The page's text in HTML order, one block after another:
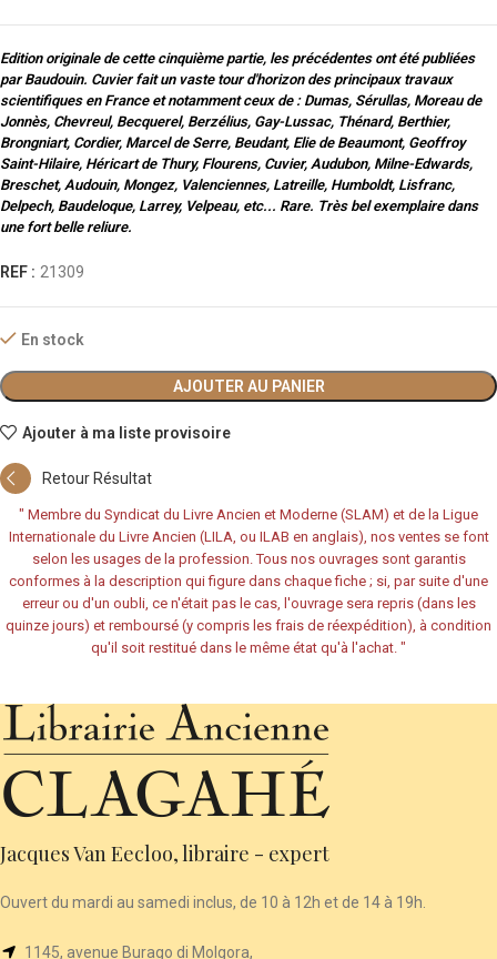
Edition originale de cette cinquième partie, les précédentes ont été publiées
par Baudouin. Cuvier fait un vaste tour d'horizon des principaux travaux
scientifiques en France et notamment ceux de : Dumas, Sérullas, Moreau de
Jonnès, Chevreul, Becquerel, Berzélius, Gay-Lussac, Thénard, Berthier,
Brongniart, Cordier, Marcel de Serre, Beudant, Elie de Beaumont, Geoffroy
Saint-Hilaire, Héricart de Thury, Flourens, Cuvier, Audubon, Milne-Edwards,
Breschet, Audouin, Mongez, Valenciennes, Latreille, Humboldt, Lisfranc,
Delpech, Baudeloque, Larrey, Velpeau, etc... Rare. Très bel exemplaire dans
une fort belle reliure.
REF : 21309
En stock
AJOUTER AU PANIER
Ajouter à ma liste provisoire
Retour Résultat
" Membre du Syndicat du Livre Ancien et Moderne (SLAM) et de la Ligue
Internationale du Livre Ancien (LILA, ou ILAB en anglais), nos ventes se font
selon les usages de la profession. Tous nos ouvrages sont garantis
conformes à la description qui figure dans chaque fiche ; si, par suite d'une
erreur ou d'un oubli, ce n'était pas le cas, l'ouvrage sera repris (dans les
quinze jours) et remboursé (y compris les frais de réexpédition), à condition
qu'il soit restitué dans le même état qu'à l'achat. "
Jacques Van Eecloo, libraire - expert
Ouvert du mardi au samedi inclus, de 10 à 12h et de 14 à 19h.
1145, avenue Burago di Molgora,